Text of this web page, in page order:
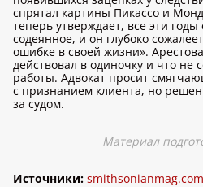
спрятал картины Пикассо и
теперь утверждает, все эти годы
содеянное, и он глубоко
ошибке в своей жизни».
действовал в одиночку и что не
работы. Адвокат просит
с признанием клиента, но
за судом.
Материал
Источники: smithsonianmag.com